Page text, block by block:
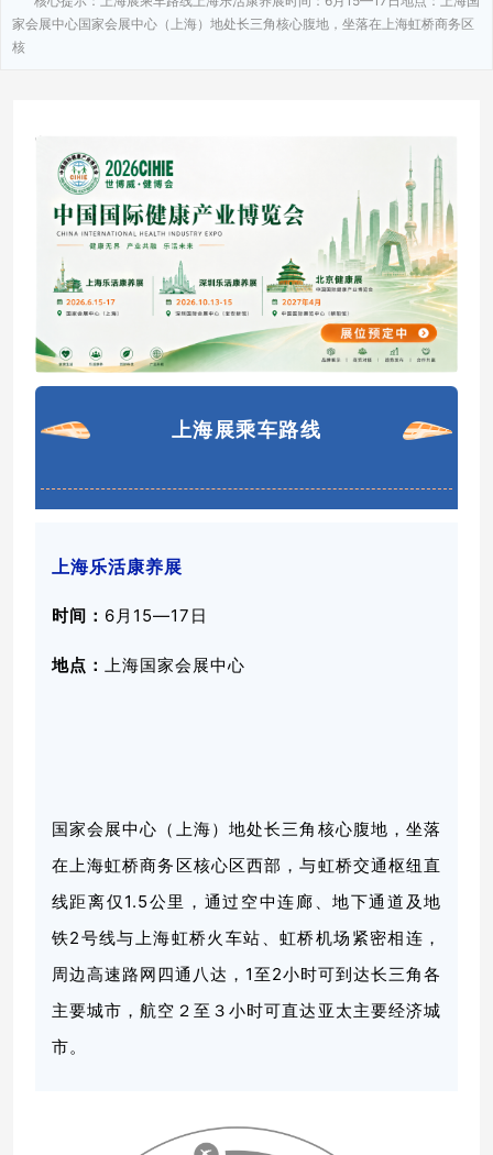
家会展中心国家会展中心（上海）地处长三角核心腹地，坐落在上海虹桥商务区
核
上海展乘车路线
上海乐活康养展
时间： 6月15—17日
地点： 上海国家会展中心
国家会展中心（上海）地处长三角核心腹地，坐落
在上海虹桥商务区核心区西部，与虹桥交通枢纽直
线距离仅1.5公里，通过空中连廊、地下通道及地
铁2号线与上海虹桥火车站、虹桥机场紧密相连，
周边高速路网四通八达，1至2小时可到达长三角各
主要城市，航空２至３小时可直达亚太主要经济城
市。